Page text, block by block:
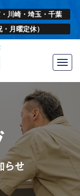
川崎・埼玉・千葉
月曜定休）